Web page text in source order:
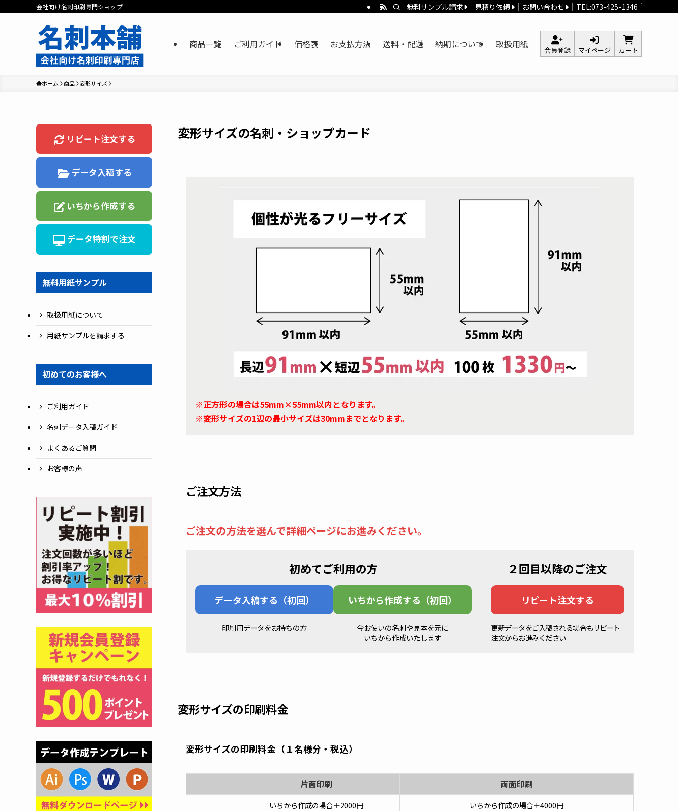
会社向け名刺印刷専門ショップ 無料サンプル請求 見積り依頼 お問い合わせ TEL:073-425-1346
商品一覧 ご利用ガイド 価格表 お支払方法 送料・配送 納期について 取扱用紙
会員登録 マイページ カート
ホーム 商品 変形サイズ
変形サイズの名刺・ショップカード
※正方形の場合は55mm×55mm以内となります。
※変形サイズの1辺の最小サイズは30mmまでとなります。
ご注文方法
ご注文の方法を選んで詳細ページにお進みください。
初めてご利用の方
データ入稿する（初回）
印刷用データをお持ちの方
いちから作成する（初回）
今お使いの名刺や見本を元に
いちから作成いたします
２回目以降のご注文
リピート注文する
更新データをご入稿される場合もリピート
注文からお進みください
変形サイズの印刷料金
変形サイズの印刷料金（１名様分・税込）
片面印刷 両面印刷
いちから作成の場合＋2000円 いちから作成の場合＋4000円
リピート注文する
データ入稿する
いちから作成する
データ特割で注文
無料用紙サンプル
取扱用紙について
用紙サンプルを請求する
初めてのお客様へ
ご利用ガイド
名刺データ入稿ガイド
よくあるご質問
お客様の声